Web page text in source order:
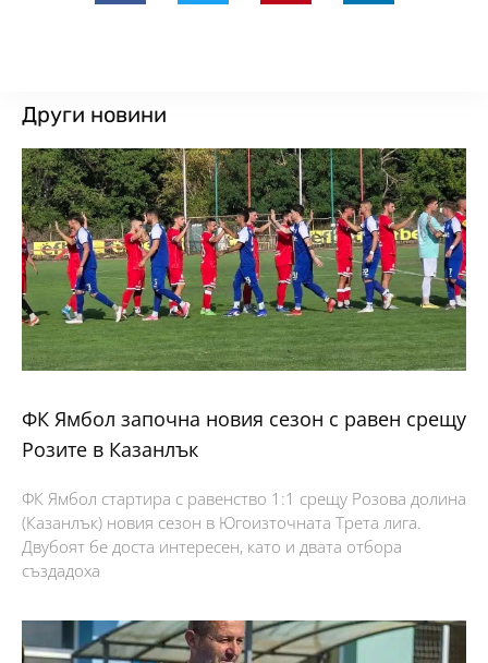
Други новини
ФК Ямбол започна новия сезон с равен срещу
Розите в Казанлък
ФК Ямбол стартира с равенство 1:1 срещу Розова долина
(Казанлък) новия сезон в Югоизточната Трета лига.
Двубоят бе доста интересен, като и двата отбора
създадоха